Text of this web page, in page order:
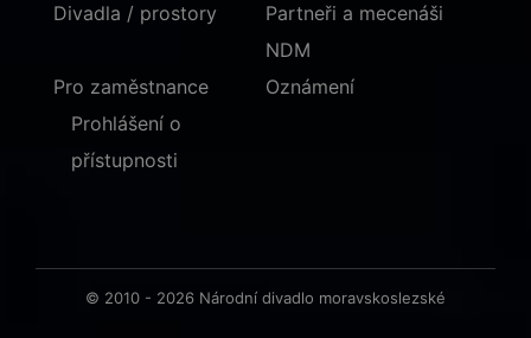
Divadla / prostory
Partneři a mecenáši
NDM
Pro zaměstnance
Oznámení
Prohlášení o
přístupnosti
© 2010 - 2026 Národní divadlo moravskoslezské